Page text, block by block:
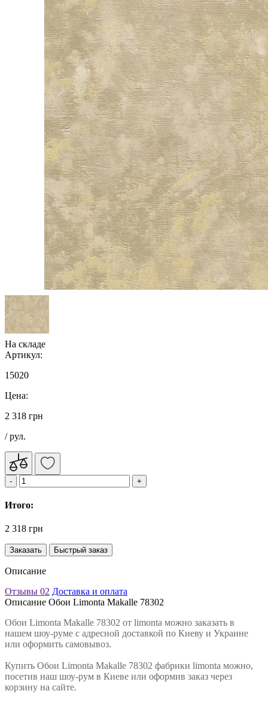
На складе
Артикул:
15020
Цена:
2 318 грн
/ рул.
Итого:
2 318 грн
Заказать Быстрый заказ
Описание
Отзывы 02 Доставка и оплата
Описание Обои Limonta Makalle 78302
Обои Limonta Makalle 78302 от limonta можно заказать в
нашем шоу-руме с адресной доставкой по Киеву и Украине
или оформить самовывоз.
Купить Обои Limonta Makalle 78302 фабрики limonta можно,
посетив наш шоу-рум в Киеве или оформив заказ через
корзину на сайте.